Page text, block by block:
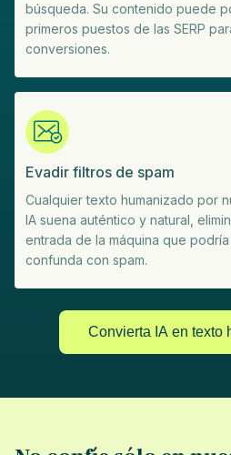
búsqueda. Su contenido puede
primeros puestos de las SERP
conversiones.
Evadir filtros de spam
Cualquier texto humanizado por
IA suena auténtico y natural,
entrada de la máquina que
confunda con spam.
Convierta IA en texto